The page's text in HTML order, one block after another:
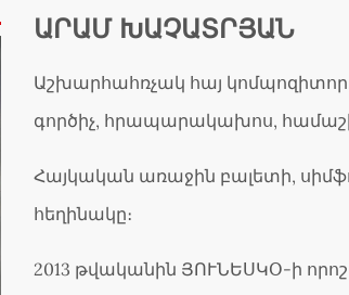
ԱՐԱՄ ԽԱՉԱՏՐՅԱՆ
Աշխարհահռչակ հայ
գործիչ, հրապարակախոս,
Հայկական առաջին բալետի,
հեղինակը։
2013 թվականին ՅՈՒՆԵՍԿՕ-ի